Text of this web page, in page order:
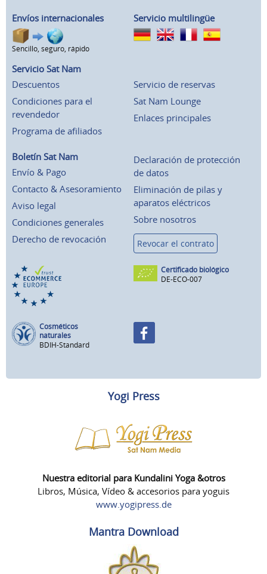
Envíos internacionales
Sencillo, seguro, rápido
Servicio multilingüe
Servicio Sat Nam
Descuentos
Condiciones para el
revendedor
Programa de afiliados
Servicio de reservas
Sat Nam Lounge
Enlaces principales
Boletín Sat Nam
Envío & Pago
Contacto & Asesoramiento
Aviso legal
Condiciones generales
Derecho de revocación
Declaración de protección
de datos
Eliminación de pilas y
aparatos eléctricos
Sobre nosotros
Revocar el contrato
Certificado biológico
DE-ECO-007
Cosméticos
naturales
BDIH-Standard
Yogi Press
Nuestra editorial para Kundalini Yoga &otros
Libros, Música, Vídeo & accesorios para yoguis
www.yogipress.de
Mantra Download